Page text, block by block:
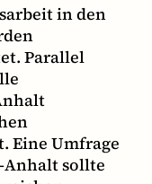
in den
Parallel
Eine Umfrage
Anhalt sollte